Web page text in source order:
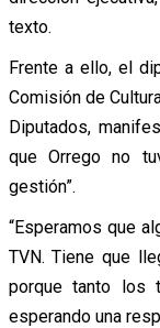
texto.
Frente a ello, el
Comisión de
Diputados,
que Orrego no
gestión”.
“Esperamos que
TVN. Tiene que
porque tanto los
esperando una